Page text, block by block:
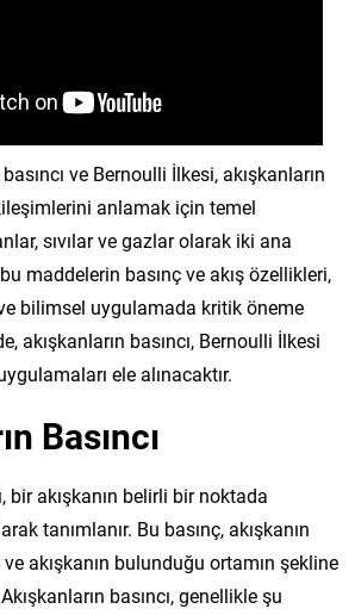
ve Bernoulli İlkesi, akışkanların
anlamak için temel
sıvılar ve gazlar olarak iki ana
maddelerin basınç ve akış özellikleri,
bilimsel uygulamada kritik öneme
akışkanların basıncı, Bernoulli İlkesi
ele alınacaktır.
Basıncı
bir akışkanın belirli bir noktada
tanımlanır. Bu basınç, akışkanın
ve akışkanın bulunduğu ortamın şekline
basıncı, genellikle şu